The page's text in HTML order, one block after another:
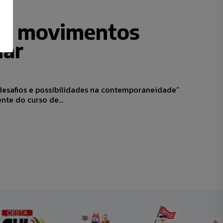
movimentos
e possibilidades na contemporaneidade”
do curso de...